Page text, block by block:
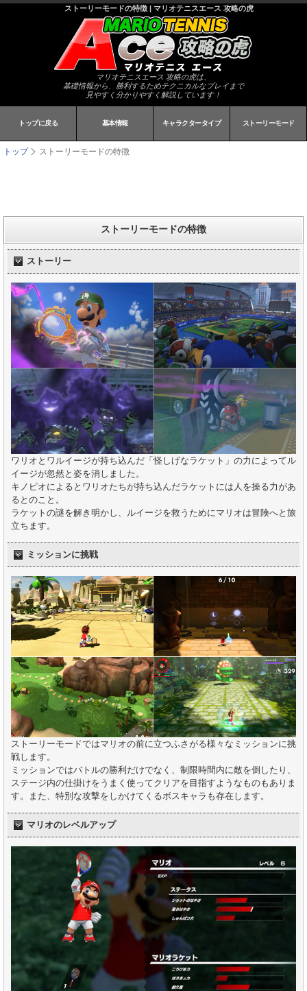
ストーリーモードの特徴 | マリオテニスエース 攻略の虎
マリオテニスエース 攻略の虎は、
基礎情報から、勝利するためテクニカルなプレイまで
見やすく分かりやすく解説しています！
トップに戻る 基本情報 キャラクタータイプ ストーリーモード
トップ ストーリーモードの特徴
ストーリーモードの特徴
ストーリー
ワリオとワルイージが持ち込んだ「怪しげなラケット」の力によってル
イージが忽然と姿を消しました。
キノピオによるとワリオたちが持ち込んだラケットには人を操る力があ
るとのこと。
ラケットの謎を解き明かし、ルイージを救うためにマリオは冒険へと旅
立ちます。
ミッションに挑戦
ストーリーモードではマリオの前に立つふさがる様々なミッションに挑
戦します。
ミッションではバトルの勝利だけでなく、制限時間内に敵を倒したり、
ステージ内の仕掛けをうまく使ってクリアを目指すようなものもありま
す。また、特別な攻撃をしかけてくるボスキャラも存在します。
マリオのレベルアップ